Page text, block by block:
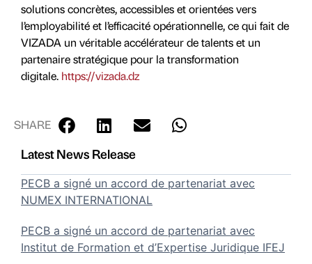
solutions concrètes, accessibles et orientées vers
l’employabilité et l’efficacité opérationnelle, ce qui fait de
VIZADA un véritable accélérateur de talents et un
partenaire stratégique pour la transformation
digitale. https://vizada.dz
SHARE
Latest News Release
PECB a signé un accord de partenariat avec
NUMEX INTERNATIONAL
PECB a signé un accord de partenariat avec
Institut de Formation et d’Expertise Juridique IFEJ